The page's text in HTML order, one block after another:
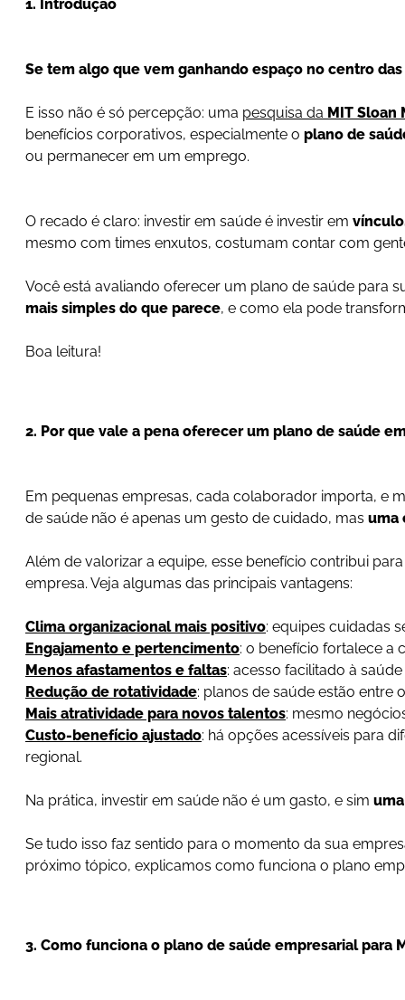
1. Introdução
Se tem algo que vem ganhando espaço no centro
E isso não é só percepção: uma pesquisa da MIT Sloan
benefícios corporativos, especialmente o plano de
ou permanecer em um emprego.
O recado é claro: investir em saúde é investir em
mesmo com times enxutos, costumam contar com
Você está avaliando oferecer um plano de saúde para
mais simples do que parece, e como ela pode
Boa leitura!
2. Por que vale a pena oferecer um plano de saúde
Em pequenas empresas, cada colaborador importa, e
de saúde não é apenas um gesto de cuidado, mas uma
Além de valorizar a equipe, esse benefício contribui
empresa. Veja algumas das principais vantagens:
Clima organizacional mais positivo: equipes cuidadas
Engajamento e pertencimento: o benefício fortalece
Menos afastamentos e faltas: acesso facilitado à
Redução de rotatividade: planos de saúde estão entre
Mais atratividade para novos talentos: mesmo
Custo-benefício ajustado: há opções acessíveis para
regional.
Na prática, investir em saúde não é um gasto, e sim
Se tudo isso faz sentido para o momento da sua
próximo tópico, explicamos como funciona o plano
3. Como funciona o plano de saúde empresarial para